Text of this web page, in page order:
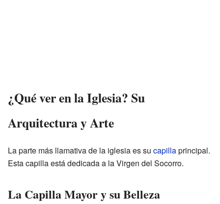
¿Qué ver en la Iglesia? Su
Arquitectura y Arte
La parte más llamativa de la iglesia es su capillaprincipal.
Esta capilla está dedicada a la Virgen del Socorro.
La Capilla Mayor y su Belleza